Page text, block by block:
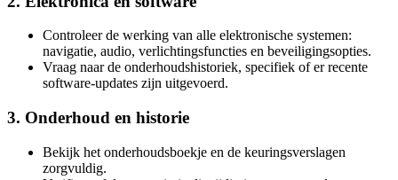
Controleer de werking van alle elektronische systemen:
navigatie, audio, verlichtingsfuncties en beveiligingsopties.
Vraag naar de onderhoudshistoriek, specifiek of er recente
software-updates zijn uitgevoerd.
3. Onderhoud en historie
Bekijk het onderhoudsboekje en de keuringsverslagen
zorgvuldig.